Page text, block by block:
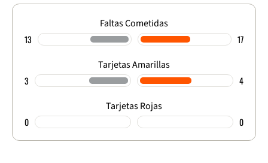
Faltas Cometidas
13 17
Tarjetas Amarillas
3 4
Tarjetas Rojas
0 0